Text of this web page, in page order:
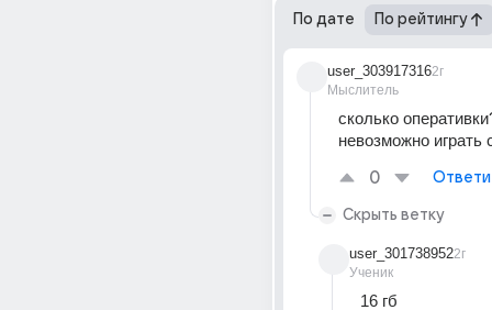
По дате По рейтингу
user_303917316
Мыслитель
2г
сколько
невозможно играть
0
Скрыть ветку
user_301738952
Ученик
2г
16 гб